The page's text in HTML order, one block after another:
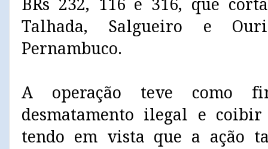
BRs 232, 116 e 316, que
Talhada, Salgueiro e
Pernambuco.
A operação teve como
desmatamento ilegal e
tendo em vista que a ação